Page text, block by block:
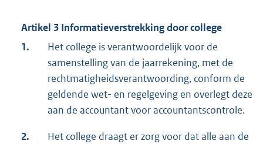
Artikel 3 Informatieverstrekking door college
1.
Het college is verantwoordelijk voor de
samenstelling van de jaarrekening, met de
rechtmatigheidsverantwoording, conform de
geldende wet- en regelgeving en overlegt deze
aan de accountant voor accountantscontrole.
2.
Het college draagt er zorg voor dat alle aan de